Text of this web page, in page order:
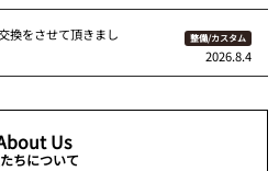
換をさせて頂きまし
整備/カスタム
2026.8.4
Us
ちについて